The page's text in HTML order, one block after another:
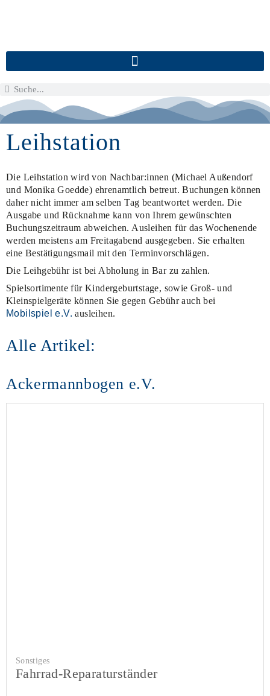
Leihstation
Die Leihstation wird von Nachbar:innen (Michael Außendorf
und Monika Goedde) ehrenamtlich betreut. Buchungen können
daher nicht immer am selben Tag beantwortet werden. Die
Ausgabe und Rücknahme kann von Ihrem gewünschten
Buchungszeitraum abweichen. Ausleihen für das Wochenende
werden meistens am Freitagabend ausgegeben. Sie erhalten
eine Bestätigungsmail mit den Terminvorschlägen.
Die Leihgebühr ist bei Abholung in Bar zu zahlen.
Spielsortimente für Kindergeburtstage, sowie Groß- und
Kleinspielgeräte können Sie gegen Gebühr auch bei
Mobilspiel e.V. ausleihen.
Alle Artikel:
Ackermannbogen e.V.
Sonstiges
Fahrrad-Reparaturständer